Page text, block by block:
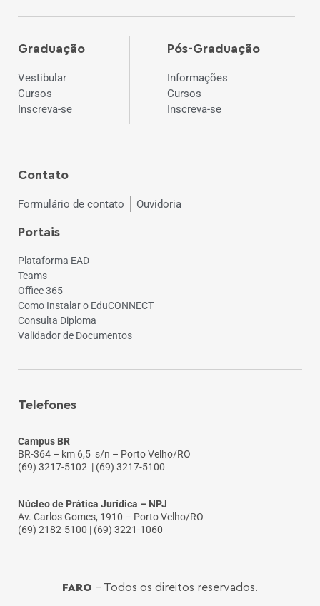
Graduação
Vestibular
Cursos
Inscreva-se
Pós-Graduação
Informações
Cursos
Inscreva-se
Contato
Formulário de contato Ouvidoria
Portais
Plataforma EAD
Teams
Office 365
Como Instalar o EduCONNECT
Consulta Diploma
Validador de Documentos
Telefones
Campus BR
BR-364 – km 6,5 s/n – Porto Velho/RO
(69) 3217-5102 | (69) 3217-5100
Núcleo de Prática Jurídica – NPJ
Av. Carlos Gomes, 1910 – Porto Velho/RO
(69) 2182-5100 | (69) 3221-1060
FARO - Todos os direitos reservados.